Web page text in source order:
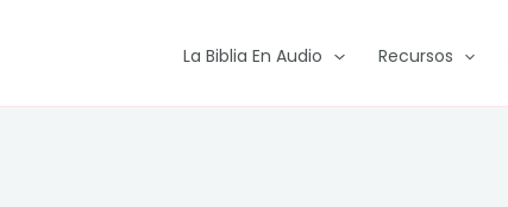
La Biblia En Audio Recursos